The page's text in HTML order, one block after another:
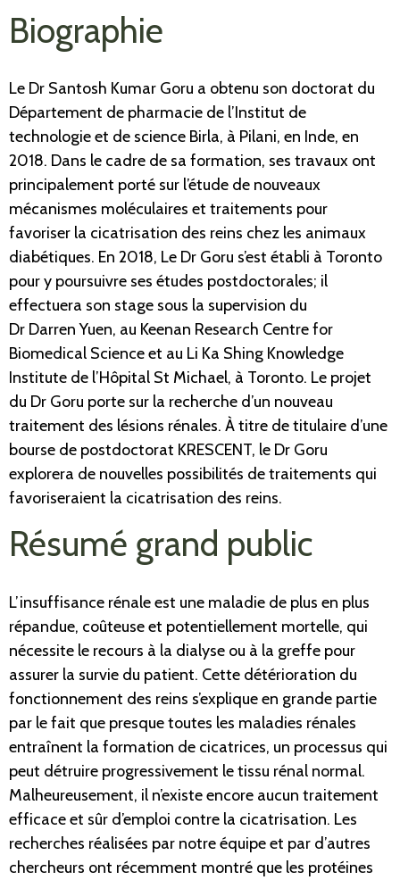
Biographie
Le Dr Santosh Kumar Goru a obtenu son doctorat du
Département de pharmacie de l’Institut de
technologie et de science Birla, à Pilani, en Inde, en
2018. Dans le cadre de sa formation, ses travaux ont
principalement porté sur l’étude de nouveaux
mécanismes moléculaires et traitements pour
favoriser la cicatrisation des reins chez les animaux
diabétiques. En 2018, Le Dr Goru s’est établi à Toronto
pour y poursuivre ses études postdoctorales; il
effectuera son stage sous la supervision du
Dr Darren Yuen, au Keenan Research Centre for
Biomedical Science et au Li Ka Shing Knowledge
Institute de l’Hôpital St Michael, à Toronto. Le projet
du Dr Goru porte sur la recherche d’un nouveau
traitement des lésions rénales. À titre de titulaire d’une
bourse de postdoctorat KRESCENT, le Dr Goru
explorera de nouvelles possibilités de traitements qui
favoriseraient la cicatrisation des reins.
Résumé grand public
L’insuffisance rénale est une maladie de plus en plus
répandue, coûteuse et potentiellement mortelle, qui
nécessite le recours à la dialyse ou à la greffe pour
assurer la survie du patient. Cette détérioration du
fonctionnement des reins s’explique en grande partie
par le fait que presque toutes les maladies rénales
entraînent la formation de cicatrices, un processus qui
peut détruire progressivement le tissu rénal normal.
Malheureusement, il n’existe encore aucun traitement
efficace et sûr d’emploi contre la cicatrisation. Les
recherches réalisées par notre équipe et par d’autres
chercheurs ont récemment montré que les protéines